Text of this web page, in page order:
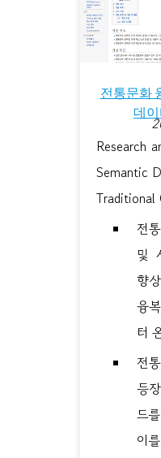
전통문화
데
Research
Semantic
Traditional
전
및
향
융
터
전
등
드
이